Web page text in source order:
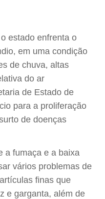
estado enfrenta o
em uma condição
de chuva, altas
do ar
de Estado de
para a proliferação
de doenças
a fumaça e a baixa
vários problemas de
finas que
e garganta, além de